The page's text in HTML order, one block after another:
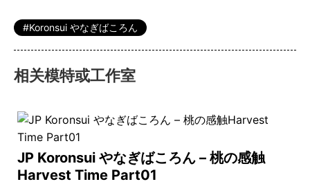
Koronsui やなぎばころん
相关模特或工作室
JP Koronsui やなぎばころん – 桃の感触
Harvest Time Part01